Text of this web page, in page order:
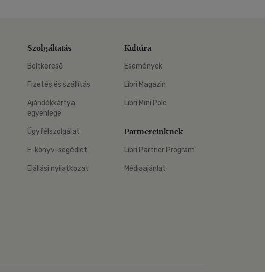
Szolgáltatás
Boltkereső
Fizetés és szállítás
Ajándékkártya
egyenlege
Ügyfélszolgálat
E-könyv-segédlet
Elállási nyilatkozat
Kultúra
Események
Libri Magazin
Libri Mini Polc
Partnereinknek
Libri Partner Program
Médiaajánlat